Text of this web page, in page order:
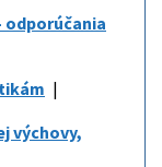
odporúčania
výchovy,